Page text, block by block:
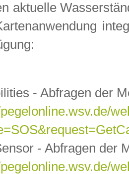
aktuelle
- Abfragen der
- Abfragen der